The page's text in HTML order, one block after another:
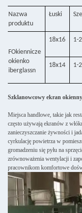
Nazwa
produktu
Łuski
FOkiennicze
okienko
iberglassn
18x16 1-
18x14 1-
Szklanowcowy ekran
Miejsca handlowe, takie jak
często używają ekranów z
zanieczyszczanie żywności i
cyrkulację powietrza w
gromadzeniu się pyłu na
zrównoważenia wentylacji i
pracownikom komfortowe